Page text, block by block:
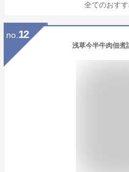
全てのおす
no. 12
浅草今半牛肉佃煮